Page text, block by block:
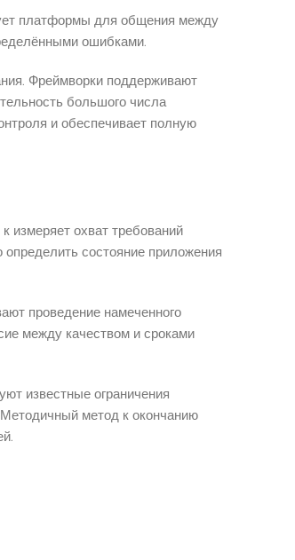
платформы для общения между
ошибками.
Фреймворки поддерживают
большого числа
и обеспечивает полную
измеряет охват требований
состояние приложения
проведение намеченного
между качеством и сроками
известные ограничения
метод к окончанию